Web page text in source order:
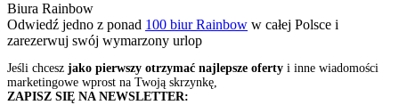
Biura Rainbow
Odwiedź jedno z ponad 100 biur Rainbow w całej Polsce i
zarezerwuj swój wymarzony urlop
Jeśli chcesz jako pierwszy otrzymać najlepsze oferty i inne wiadomości
marketingowe wprost na Twoją skrzynkę,
ZAPISZ SIĘ NA NEWSLETTER: